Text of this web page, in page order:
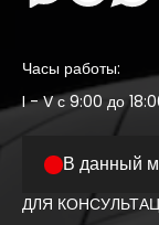
Часы работы:
I - V с 9:00 до
В данный
ДЛЯ